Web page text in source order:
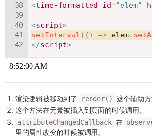
<time-formatted id="elem"
<script>
setInterval ( ( ) => elem.
</script>
渲染逻辑被移动到了 render()
这个辅助方
这个方法在元素被插入到页面的时候调用。
attributeChangedCallback 在
里的属性改变的时候被调用。